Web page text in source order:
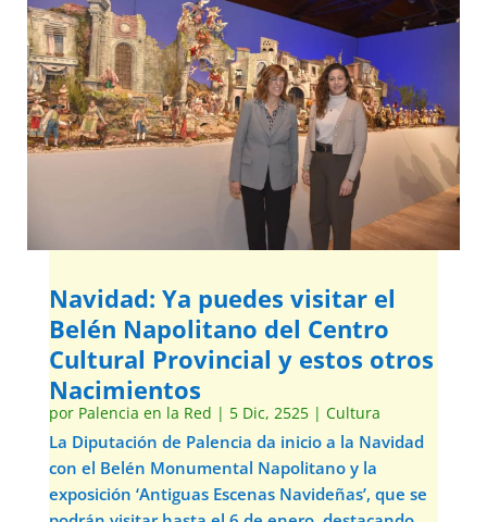
Navidad: Ya puedes visitar el
Belén Napolitano del Centro
Cultural Provincial y estos otros
Nacimientos
por Palencia en la Red | 5 Dic, 2525| Cultura
La Diputación de Palencia da inicio a la Navidad
con el Belén Monumental Napolitano y la
exposición ‘Antiguas Escenas Navideñas’, que se